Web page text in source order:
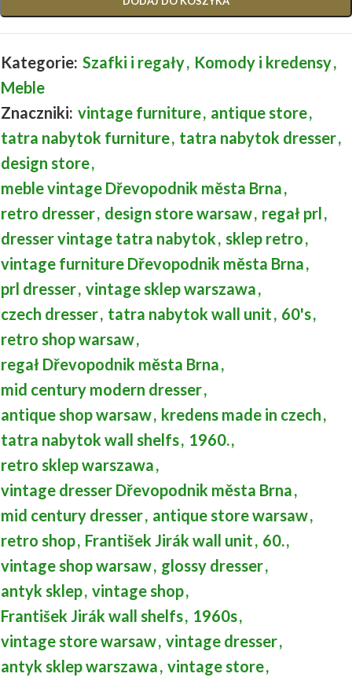
Kategorie: Szafki i regały, Komody i kredensy,
Meble
Znaczniki: vintage furniture, antique store,
tatra nabytok furniture, tatra nabytok dresser,
design store,
meble vintage Dřevopodnik města Brna,
retro dresser, design store warsaw, regał prl,
dresser vintage tatra nabytok, sklep retro,
vintage furniture Dřevopodnik města Brna,
prl dresser, vintage sklep warszawa,
czech dresser, tatra nabytok wall unit, 60's,
retro shop warsaw,
regał Dřevopodnik města Brna,
mid century modern dresser,
antique shop warsaw, kredens made in czech,
tatra nabytok wall shelfs, 1960.,
retro sklep warszawa,
vintage dresser Dřevopodnik města Brna,
mid century dresser, antique store warsaw,
retro shop, František Jirák wall unit, 60.,
vintage shop warsaw, glossy dresser,
antyk sklep, vintage shop,
František Jirák wall shelfs, 1960s,
vintage store warsaw, vintage dresser,
antyk sklep warszawa, vintage store,